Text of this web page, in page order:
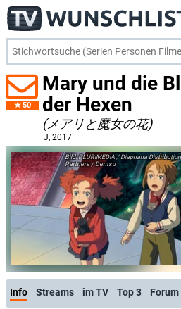
50
Mary und die
der Hexen
(メアリと魔女の花)
J, 2017
PLURIMEDIA / Diaphana
Partners / Dentsu
Info Streams im TV Top 3 Forum